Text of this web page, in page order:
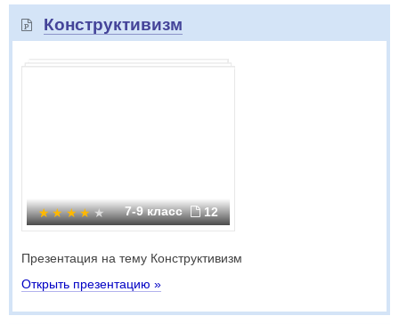
Конструктивизм
7-9 класс 12
Презентация на тему Конструктивизм
Открыть презентацию »